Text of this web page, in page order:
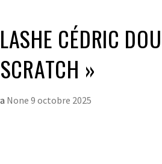
CÉDRIC
»
None 9 octobre 2025